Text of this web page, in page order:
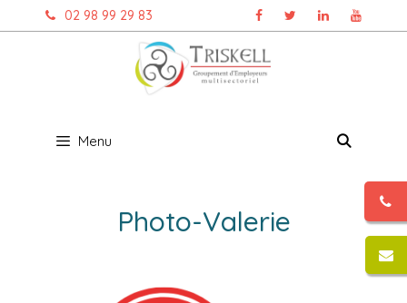
au
02 98 99 29 83
Menu
Photo-Valerie